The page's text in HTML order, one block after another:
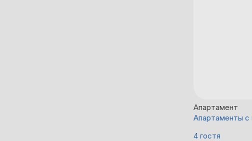
Апартамент
Апартаменты с
4 гостя